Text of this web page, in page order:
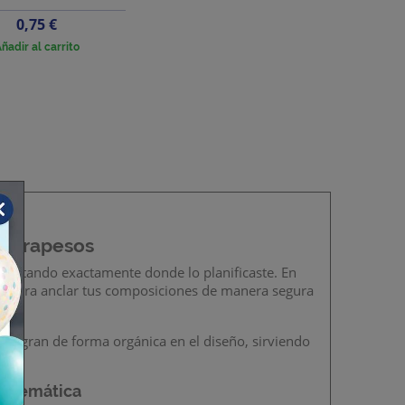
Precio
0,75 €
al carrito
exactamente donde lo planificaste. En
para anclar tus composiciones de manera segura
de forma orgánica en el diseño, sirviendo
temática